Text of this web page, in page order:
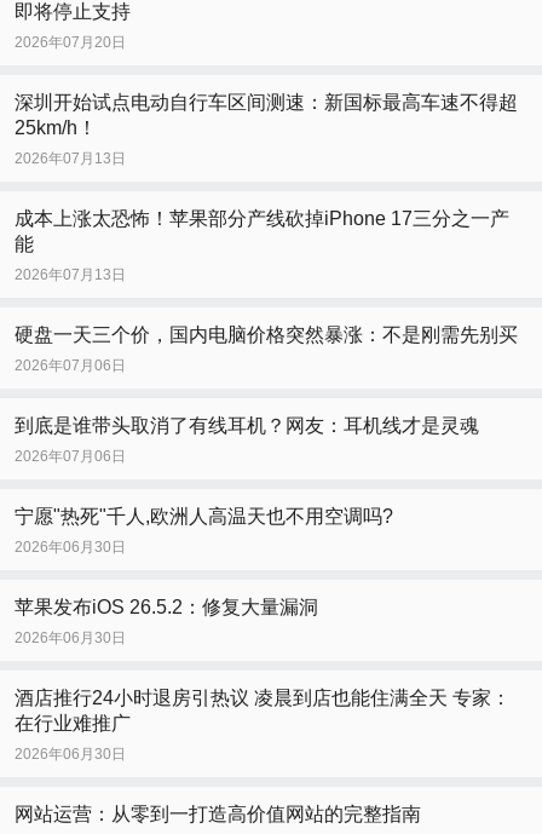
即将停止支持
2026年07月20日
深圳开始试点电动自行车区间测速：新国标最高车速不得超
25km/h！
2026年07月13日
成本上涨太恐怖！苹果部分产线砍掉iPhone 17三分之一产
能
2026年07月13日
硬盘一天三个价，国内电脑价格突然暴涨：不是刚需先别买
2026年07月06日
到底是谁带头取消了有线耳机？网友：耳机线才是灵魂
2026年07月06日
宁愿"热死"千人,欧洲人高温天也不用空调吗?
2026年06月30日
苹果发布iOS 26.5.2：修复大量漏洞
2026年06月30日
酒店推行24小时退房引热议 凌晨到店也能住满全天 专家：
在行业难推广
2026年06月30日
网站运营：从零到一打造高价值网站的完整指南